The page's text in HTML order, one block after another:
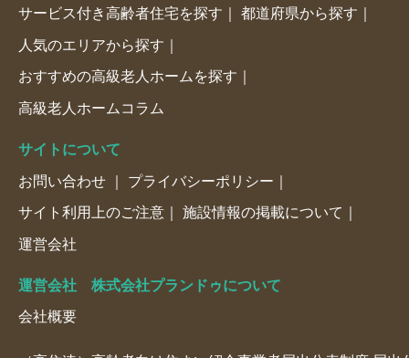
サービス付き高齢者住宅を探す 都道府県から探す
人気のエリアから探す
おすすめの高級老人ホームを探す
高級老人ホームコラム
サイトについて
お問い合わせ プライバシーポリシー
サイト利用上のご注意 施設情報の掲載について
運営会社
運営会社 株式会社プランドゥについて
会社概要